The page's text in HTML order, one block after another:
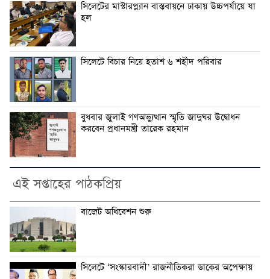
সিলেটের মাস্টারপ্ল্যান বাস্তবায়নে ঢাকায় উচ্চপর্যায়ে যা
হল
সিলেটে বিচার নিয়ে হতাশ ৬ শহীদ পরিবার
বুধবার জুলাই গণঅভ্যুত্থান স্মৃতি জাদুঘর উদ্বোধন
করবেন প্রধানমন্ত্রী তারেক রহমান
এই সপ্তাহের পাঠকপ্রিয়
বাজেট অধিবেশন শুরু
সিলেটে ‘সংস্কারবাদী’ রাজনীতিকরা ডাকের অপেক্ষায়